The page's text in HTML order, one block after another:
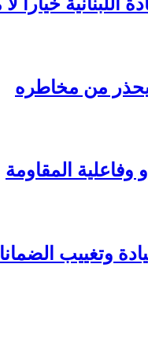
من مخاطره
المقاومة
وتغييب